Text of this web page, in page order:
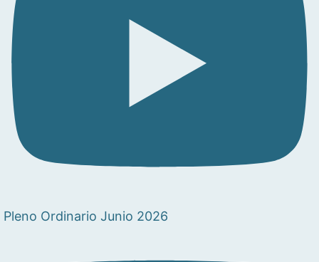
Pleno Ordinario Junio 2026